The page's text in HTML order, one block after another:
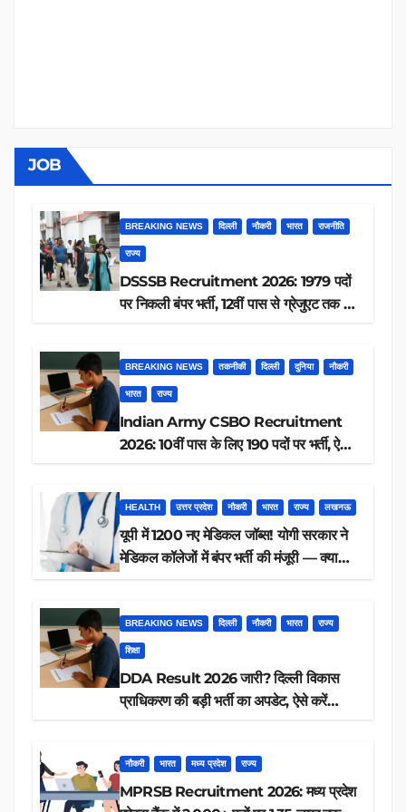
JOB
BREAKING NEWS दिल्ली नौकरी भारत राजनीति
राज्य
DSSSB Recruitment 2026: 1979 पदों
पर निकली बंपर भर्ती, 12वीं पास से ग्रेजुएट तक करें
BREAKING NEWS तकनीकी दिल्ली दुनिया नौकरी
भारत राज्य
Indian Army CSBO Recruitment
2026: 10वीं पास के लिए 190 पदों पर भर्ती, ऐसे
HEALTH उत्तर प्रदेश नौकरी भारत राज्य लखनऊ
यूपी में 1200 नए मेडिकल जॉब्स! योगी सरकार ने
मेडिकल कॉलेजों में बंपर भर्ती की मंजूरी — क्या
BREAKING NEWS दिल्ली नौकरी भारत राज्य
शिक्षा
DDA Result 2026 जारी? दिल्ली विकास
प्राधिकरण की बड़ी भर्ती का अपडेट, ऐसे करें
नौकरी भारत मध्य प्रदेश राज्य
MPRSB Recruitment 2026: मध्य प्रदेश